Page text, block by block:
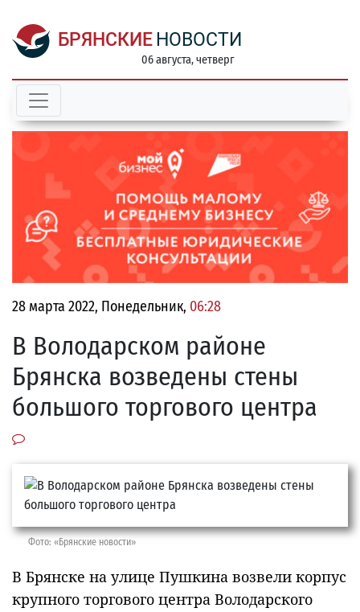
БРЯНСКИЕ НОВОСТИ
06 августа, четверг
28 марта 2022, Понедельник, 06:28
В Володарском районе
Брянска возведены стены
большого торгового центра
Фото: «Брянские новости»
В Брянске на улице Пушкина возвели корпус
крупного торгового центра Володарского